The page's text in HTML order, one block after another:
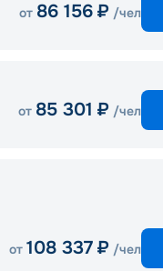
от 86 156 ₽ /чел
от 85 301 ₽ /чел
от 108 337 ₽ /чел